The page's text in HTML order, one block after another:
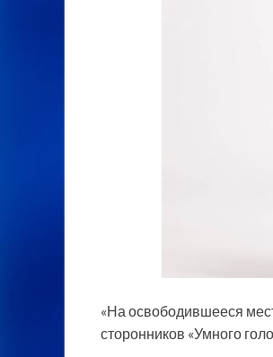
«На освободившееся
сторонников «Умного